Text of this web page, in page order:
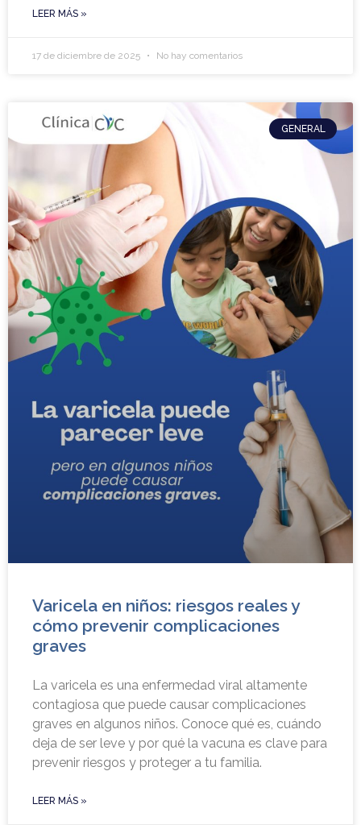
LEER MÁS »
17 de diciembre de 2025 No hay comentarios
GENERAL
Varicela en niños: riesgos reales y
cómo prevenir complicaciones
graves
La varicela es una enfermedad viral altamente
contagiosa que puede causar complicaciones
graves en algunos niños. Conoce qué es, cuándo
deja de ser leve y por qué la vacuna es clave para
prevenir riesgos y proteger a tu familia.
LEER MÁS »